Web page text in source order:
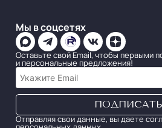
Мы в соцсетях
Оставьте свой Email, чтобы первыми
и персональные предложения!
Отправляя свои данные, вы даете